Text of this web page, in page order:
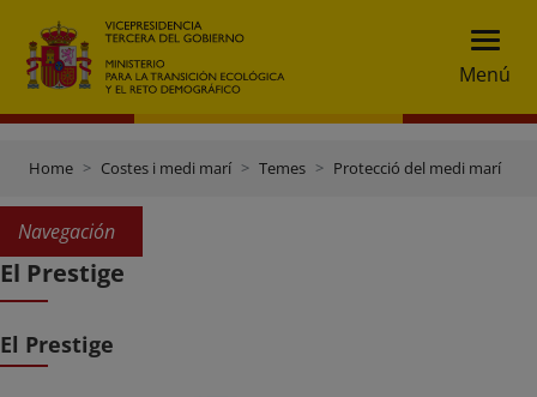
Menú
Home Costes i medi marí Temes Protecció del medi marí
Navegación
El Prestige
El Prestige